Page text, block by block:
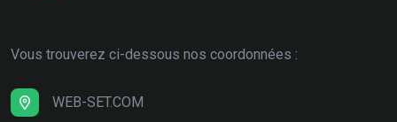
Vous trouverez ci-dessous nos coordonnées :
WEB-SET.COM